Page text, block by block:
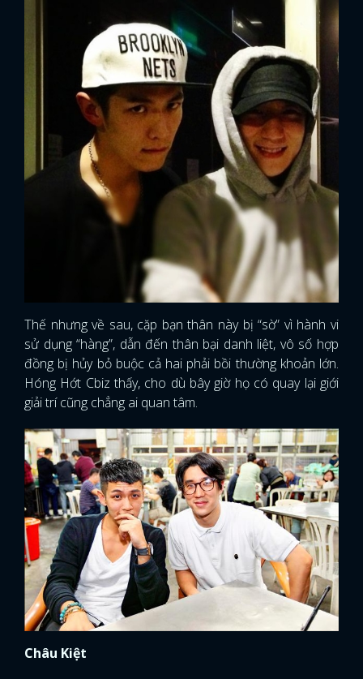
FACEBOOK GOOGLE
Thế nhưng về sau, cặp bạn thân này bị “sờ” vì hành vi
sử dụng “hàng”, dẫn đến thân bại danh liệt, vô số hợp
đồng bị hủy bỏ buộc cả hai phải bồi thường khoản lớn.
Hóng Hớt Cbiz thấy, cho dù bây giờ họ có quay lại giới
giải trí cũng chẳng ai quan tâm.
Châu Kiệt